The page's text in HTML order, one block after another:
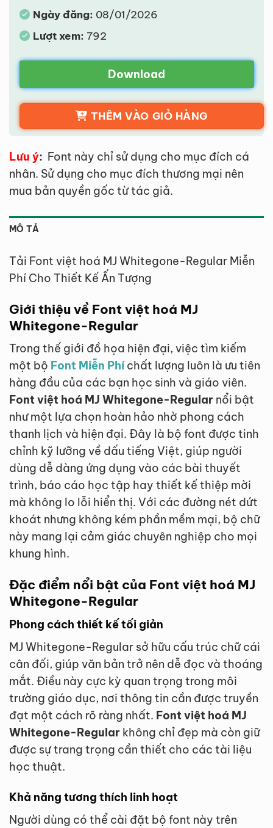
Ngày đăng: 08/01/2026
Lượt xem: 792
Download
THÊM VÀO GIỎ HÀNG
Lưu ý: Font này chỉ sử dụng cho mục đích cá
nhân. Sử dụng cho mục đích thương mại nên
mua bản quyền gốc từ tác giả.
MÔ TẢ
Tải Font việt hoá MJ Whitegone-Regular Miễn
Phí Cho Thiết Kế Ấn Tượng
Giới thiệu về Font việt hoá MJ
Whitegone-Regular
Trong thế giới đồ họa hiện đại, việc tìm kiếm
một bộ Font Miễn Phíchất lượng luôn là ưu tiên
hàng đầu của các bạn học sinh và giáo viên.
Font việt hoá MJ Whitegone-Regular nổi bật
như một lựa chọn hoàn hảo nhờ phong cách
thanh lịch và hiện đại. Đây là bộ font được tinh
chỉnh kỹ lưỡng về dấu tiếng Việt, giúp người
dùng dễ dàng ứng dụng vào các bài thuyết
trình, báo cáo học tập hay thiết kế thiệp mời
mà không lo lỗi hiển thị. Với các đường nét dứt
khoát nhưng không kém phần mềm mại, bộ chữ
này mang lại cảm giác chuyên nghiệp cho mọi
khung hình.
Đặc điểm nổi bật của Font việt hoá MJ
Whitegone-Regular
Phong cách thiết kế tối giản
MJ Whitegone-Regular sở hữu cấu trúc chữ cái
cân đối, giúp văn bản trở nên dễ đọc và thoáng
mắt. Điều này cực kỳ quan trọng trong môi
trường giáo dục, nơi thông tin cần được truyền
đạt một cách rõ ràng nhất. Font việt hoá MJ
Whitegone-Regular không chỉ đẹp mà còn giữ
được sự trang trọng cần thiết cho các tài liệu
học thuật.
Khả năng tương thích linh hoạt
Người dùng có thể cài đặt bộ font này trên